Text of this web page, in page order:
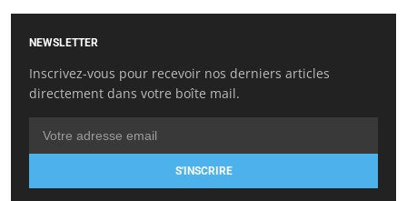
NEWSLETTER
Inscrivez-vous pour recevoir nos derniers articles
directement dans votre boîte mail.
S'INSCRIRE